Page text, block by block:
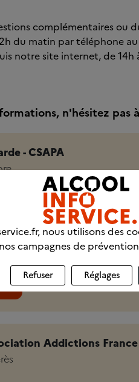
complémentaires ou
du matin par téléphone
notre site internet, de
n'hésitez pas
- CSAPA
fr/1/43/50/Le-CSAPA.html
confrontées à une
entourage, professionnels
Addictions
nous utilisons des
campagnes de
Refuser Réglages